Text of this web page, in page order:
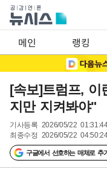
메인 랭킹
[속보]트럼프,
지만 지켜봐야"
기사등록 2026/05/22
최종수정 2026/05/22
구글에서 선호하는 매체로 추